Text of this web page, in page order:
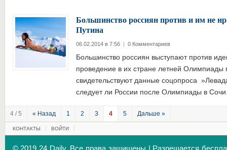
Большинство россиян против и им не
Путина
06.02.2014 в 7:56 | 0 Комментариев
Большинство россиян выступают против
проведение в их стране летней Олимпиады
свидетельствуют данные соцопроса
следует ли России после Олимпиады в
4 / 5 « Назад 1 2 3 4 5 Дальше »
КОНТАКТЫ ВОЙТИ